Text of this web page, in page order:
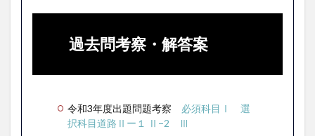
過去問考察・解答案
令和3年度出題問題考察 必須科目Ⅰ
選
択科目道路Ⅱー１
Ⅱ−2
Ⅲ